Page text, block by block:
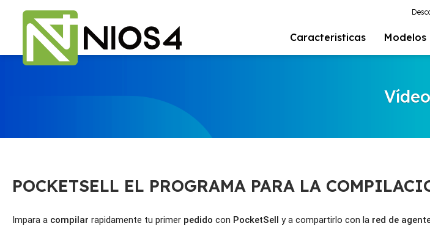
Caracteristicas Modelos
POCKETSELL EL PROGRAMA PARA LA
Impara a compilar rapidamente tu primer pedido con PocketSell y a compartirlo con la red de